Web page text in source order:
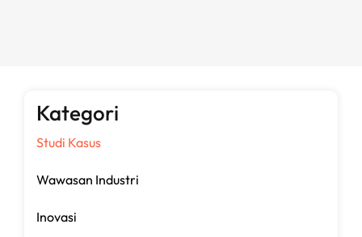
Kategori
Studi Kasus
Wawasan Industri
Inovasi